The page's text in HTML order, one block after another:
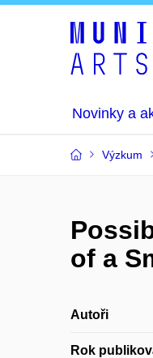
Novinky a
Výzkum
of a
Autoři
Rok